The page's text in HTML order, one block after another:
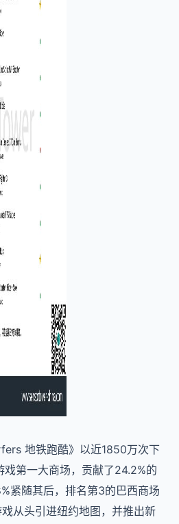
地铁跑酷》以近1850万次下
第一大商场，贡献了24.2%的
紧随其后，排名第3的巴西商场
从头引进纽约地图，并推出新